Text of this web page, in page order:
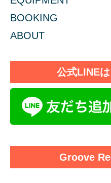
BOOKING
ABOUT
公式LINEは
Groove